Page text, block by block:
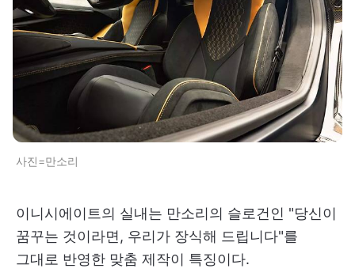
사진=만소리
이니시에이트의 실내는 만소리의 슬로건인 "당신이
꿈꾸는 것이라면, 우리가 장식해 드립니다"를
그대로 반영한 맞춤 제작이 특징이다.